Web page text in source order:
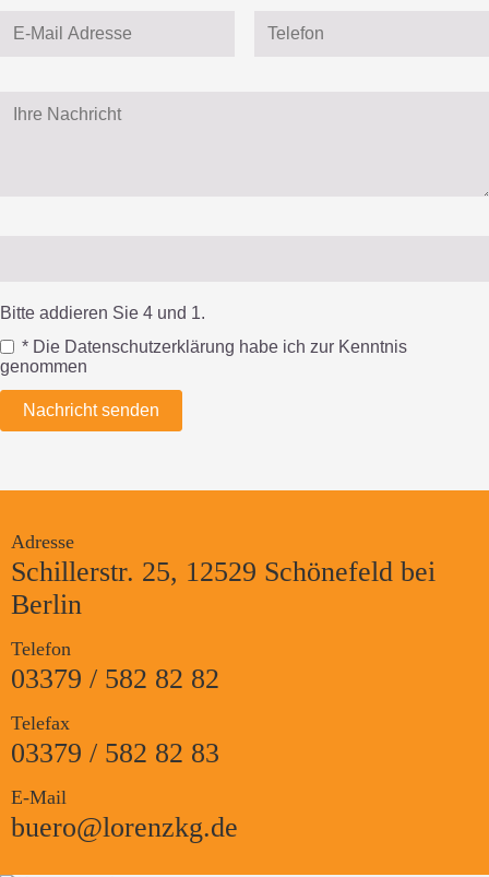
Bitte addieren Sie 4 und 1.
* Die Datenschutzerklärung habe ich zur Kenntnis
genommen
Nachricht senden
Adresse
Schillerstr. 25, 12529 Schönefeld bei
Berlin
Telefon
03379 / 582 82 82
Telefax
03379 / 582 82 83
E-Mail
buero@lorenzkg.de